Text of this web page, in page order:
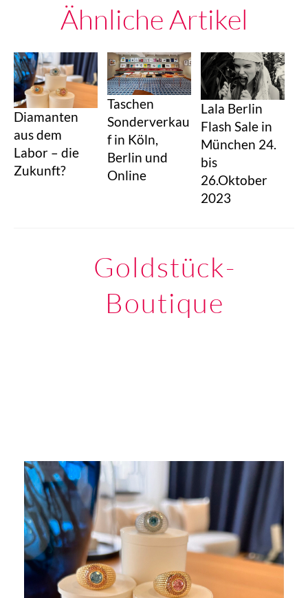
Ähnliche Artikel
Diamanten
aus dem
Labor – die
Zukunft?
Taschen
Sonderverkau
f in Köln,
Berlin und
Online
Lala Berlin
Flash Sale in
München 24.
bis
26.Oktober
2023
Goldstück-
Boutique